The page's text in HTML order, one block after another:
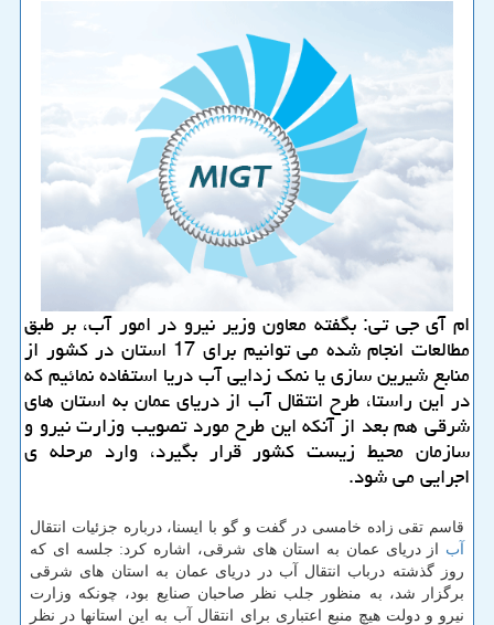
ام آی جی تی: بگفته معاون وزیر نیرو در امور آب، بر طبق
مطالعات انجام شده می توانیم برای 17 استان در كشور از
منابع شیرین سازی یا نمك زدایی آب دریا استفاده نمائیم كه
در این راستا، طرح انتقال آب از دریای عمان به استان های
شرقی هم بعد از آنكه این طرح مورد تصویب وزارت نیرو و
سازمان محیط زیست كشور قرار بگیرد، وارد مرحله ی
اجرایی می شود.
قاسم تقی زاده خامسی در گفت و گو با ایسنا، درباره جزئیات انتقال
آب از دریای عمان به استان های شرقی، اشاره كرد: جلسه ای كه
روز گذشته درباب انتقال آب در دریای عمان به استان های شرقی
برگزار شد، به منظور جلب نظر صاحبان صنایع بود، چونكه وزارت
نیرو و دولت هیچ منبع اعتباری برای انتقال آب به این استانها در نظر